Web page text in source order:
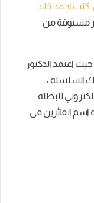
احمد خالد
مسبوقة من
اعتمد الدكتور
السلسلة ،
للبطلة
اسم الفائزين فى